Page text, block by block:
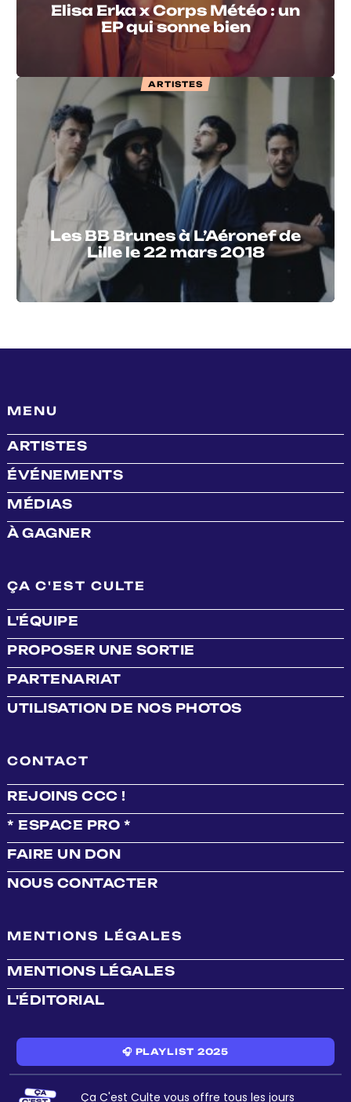
Elisa Erka x Corps Météo : un
EP qui sonne bien
ARTISTES
Les BB Brunes à L’Aéronef de
Lille le 22 mars 2018
MENU
ARTISTES
ÉVÉNEMENTS
MÉDIAS
À GAGNER
ÇA C'EST CULTE
L'ÉQUIPE
PROPOSER UNE SORTIE
PARTENARIAT
UTILISATION DE NOS PHOTOS
CONTACT
REJOINS CCC !
* ESPACE PRO *
FAIRE UN DON
NOUS CONTACTER
MENTIONS LÉGALES
MENTIONS LÉGALES
L'ÉDITORIAL
🎧 PLAYLIST 2025
Ça C'est Culte vous offre tous les jours